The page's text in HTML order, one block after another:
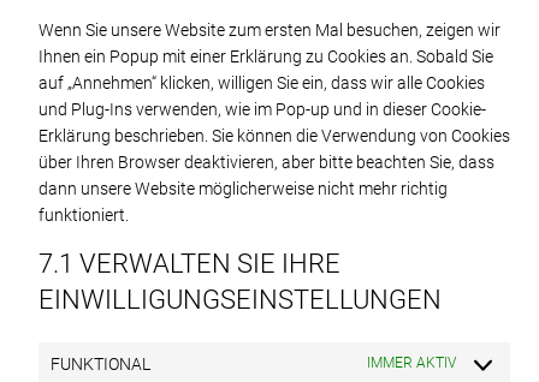
Wenn Sie unsere Website zum ersten Mal besuchen, zeigen wir
Ihnen ein Popup mit einer Erklärung zu Cookies an. Sobald Sie
auf „Annehmen“ klicken, willigen Sie ein, dass wir alle Cookies
und Plug-Ins verwenden, wie im Pop-up und in dieser Cookie-
Erklärung beschrieben. Sie können die Verwendung von Cookies
über Ihren Browser deaktivieren, aber bitte beachten Sie, dass
dann unsere Website möglicherweise nicht mehr richtig
funktioniert.
7.1 VERWALTEN SIE IHRE
EINWILLIGUNGSEINSTELLUNGEN
FUNKTIONAL IMMER AKTIV